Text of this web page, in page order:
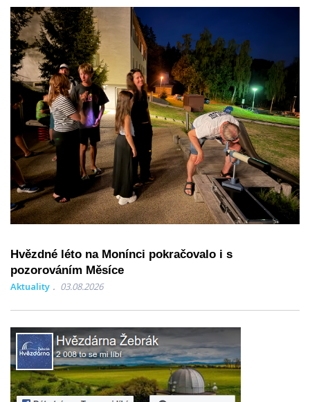
Hvězdné léto na Monínci pokračovalo i s
pozorováním Měsíce
Aktuality 03.08.2026